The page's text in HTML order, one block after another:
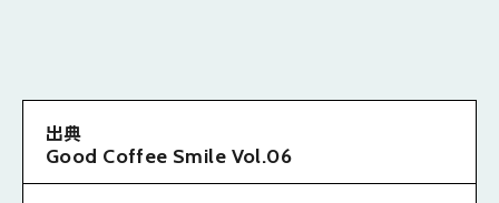
出典
Good Coffee Smile Vol.06